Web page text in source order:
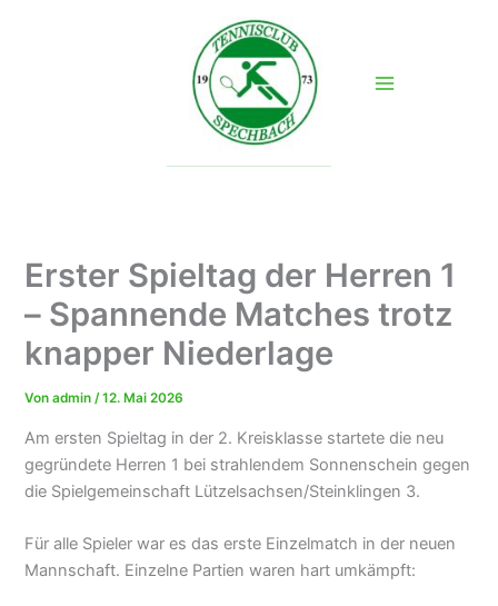
Erster Spieltag der Herren 1
– Spannende Matches trotz
knapper Niederlage
Vonadmin/12. Mai 2026
Am ersten Spieltag in der 2. Kreisklasse startete die neu
gegründete Herren 1 bei strahlendem Sonnenschein gegen
die Spielgemeinschaft Lützelsachsen/Steinklingen 3.
Für alle Spieler war es das erste Einzelmatch in der neuen
Mannschaft. Einzelne Partien waren hart umkämpft: